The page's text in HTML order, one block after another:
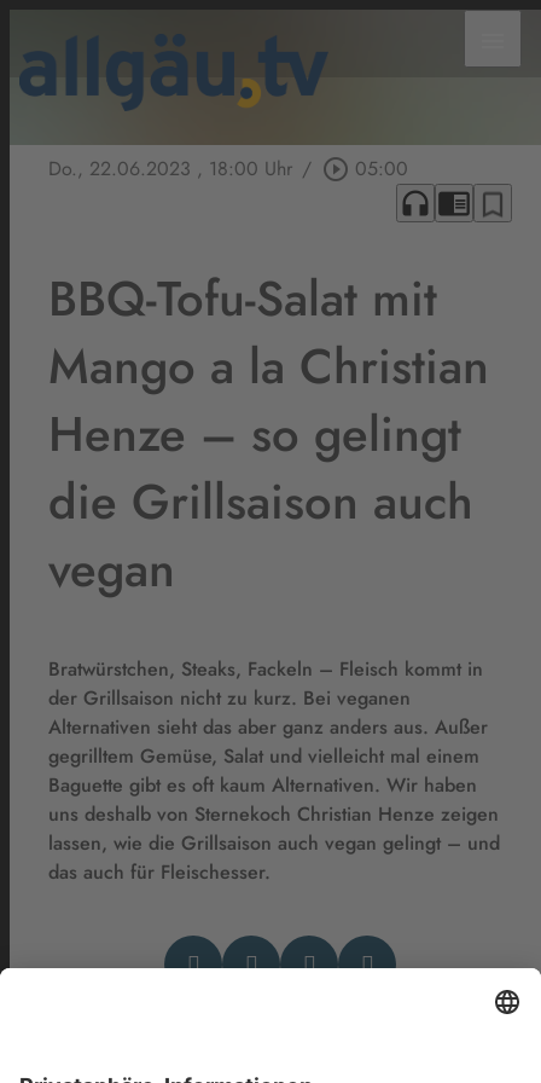
Do., 22.06.2023 , 18:00 Uhr / play_circle_outline 05:00
headphones chrome_reader_mode bookmark_border
BBQ-Tofu-Salat mit
Mango a la Christian
Henze – so gelingt
die Grillsaison auch
vegan
Bratwürstchen, Steaks, Fackeln – Fleisch kommt in
der Grillsaison nicht zu kurz. Bei veganen
Alternativen sieht das aber ganz anders aus. Außer
gegrilltem Gemüse, Salat und vielleicht mal einem
Baguette gibt es oft kaum Alternativen. Wir haben
uns deshalb von Sternekoch Christian Henze zeigen
lassen, wie die Grillsaison auch vegan gelingt – und
das auch für Fleischesser.